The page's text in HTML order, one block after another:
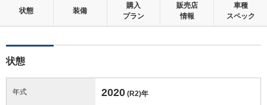
状態 装備
購入
プラン
販売店
情報
車種
スペック
状態
年式 2020 (R2)年